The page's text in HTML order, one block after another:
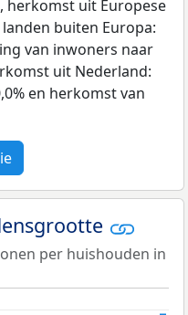
herkomst uit Europese
buiten Europa:
van inwoners naar
uit Nederland:
en herkomst van
per huishouden in